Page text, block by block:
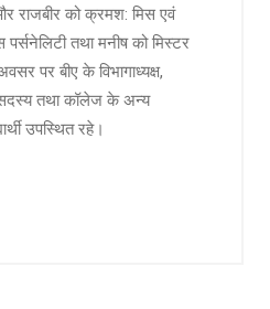
राजबीर को क्रमश: मिस एवं
पर्सनेलिटी तथा मनीष को मिस्टर
पर बीए के विभागाध्यक्ष,
तथा कॉलेज के अन्य
उपस्थित रहे।